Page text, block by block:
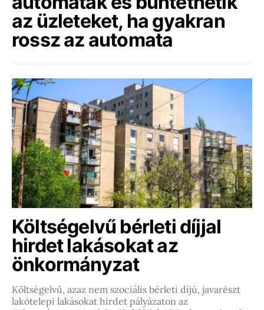
az üzleteket, ha gyakran
rossz az automata
Költségelvű bérleti díjjal
hirdet lakásokat az
önkormányzat
Költségelvű, azaz nem szociális bérleti díjú, javarészt
lakótelepi lakásokat hirdet pályázaton az